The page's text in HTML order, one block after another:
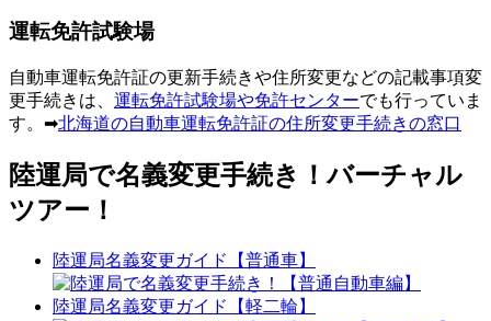
運転免許試験場
自動車運転免許証の更新手続きや住所変更などの記載事項変
更手続きは、 運転免許試験場や免許センターでも行っていま
す。➡北海道の自動車運転免許証の住所変更手続きの窓口
陸運局で名義変更手続き！バーチャル
ツアー！
陸運局名義変更ガイド【普通車】
陸運局名義変更ガイド【軽二輪】